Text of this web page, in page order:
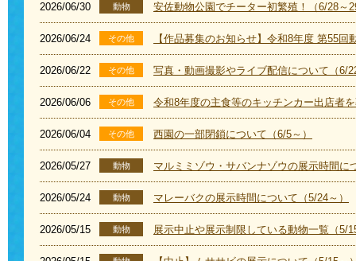
2026/06/30 動物 安佐動物公園でチーター初繁殖！（6/28～
2026/06/24 その他 【作品募集のお知らせ】令和8年度 第55
2026/06/22 その他 写真・動画撮影やライブ配信について（6/
2026/06/06 その他 令和8年度の主食等のキッチンカー出店者
2026/06/04 その他 西園の一部閉鎖について（6/5～）
2026/05/27 動物 マルミミゾウ・サバンナゾウの展示時間に
2026/05/24 動物 マレーバクの展示時間について（5/24～）
2026/05/15 動物 展示中止や展示制限している動物一覧（5/